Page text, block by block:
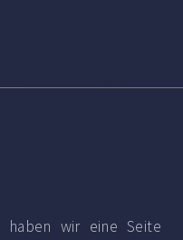
haben wir eine Seite